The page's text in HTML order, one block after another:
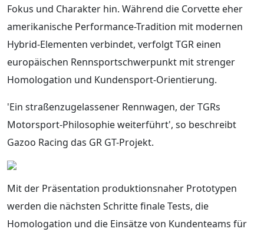
Fokus und Charakter hin. Während die Corvette eher
amerikanische Performance-Tradition mit modernen
Hybrid-Elementen verbindet, verfolgt TGR einen
europäischen Rennsportschwerpunkt mit strenger
Homologation und Kundensport-Orientierung.
'Ein straßenzugelassener Rennwagen, der TGRs
Motorsport-Philosophie weiterführt', so beschreibt
Gazoo Racing das GR GT-Projekt.
Mit der Präsentation produktionsnaher Prototypen
werden die nächsten Schritte finale Tests, die
Homologation und die Einsätze von Kundenteams für